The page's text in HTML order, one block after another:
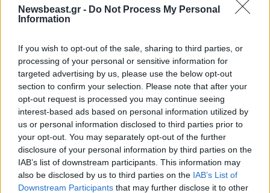
Newsbeast.gr - Do Not Process My Personal
Information
If you wish to opt-out of the sale, sharing to third parties, or
processing of your personal or sensitive information for
targeted advertising by us, please use the below opt-out
section to confirm your selection. Please note that after your
opt-out request is processed you may continue seeing
interest-based ads based on personal information utilized by
us or personal information disclosed to third parties prior to
your opt-out. You may separately opt-out of the further
disclosure of your personal information by third parties on the
IAB’s list of downstream participants. This information may
also be disclosed by us to third parties on the IAB’s List of
Downstream Participants that may further disclose it to other
Πυροβολισμοί στο Κάνσας: «Δεν δίστασα, απλώς το
έκανα», λέει πολίτης που βοήθησε στη σύλληψη ενός εκ
των δραστών